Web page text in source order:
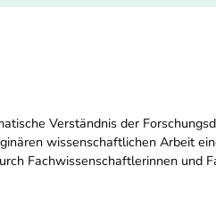
Verständnis der
wissenschaftlichen Arbeit
Fachwissenschaftlerinnen und